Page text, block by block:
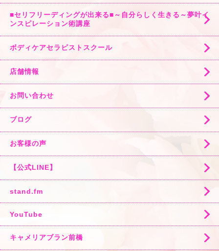
■セリフリーディングが出来る■～自分らしく生きる～夢叶イ
ンスピレーション術講座
ボディケアセラピストスクール
店舗情報
お問い合わせ
ブログ
お客様の声
【公式LINE】
stand.fm
YouTube
キャメリアブラン前橋